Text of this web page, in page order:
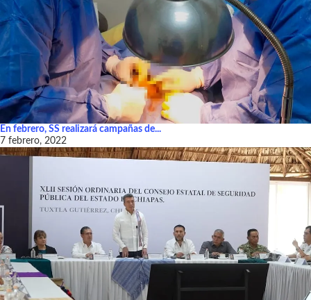
En febrero, SS realizará campañas de...
7 febrero, 2022